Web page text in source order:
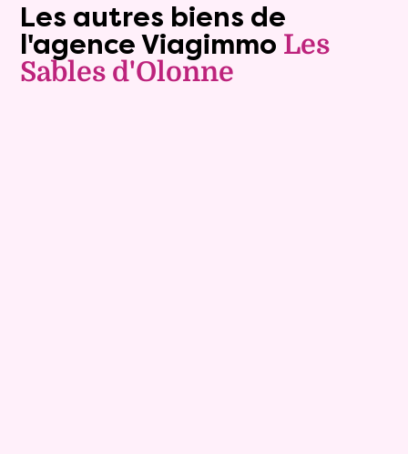
Les autres biens de
l'agence Viagimmo Les
Sables d'Olonne